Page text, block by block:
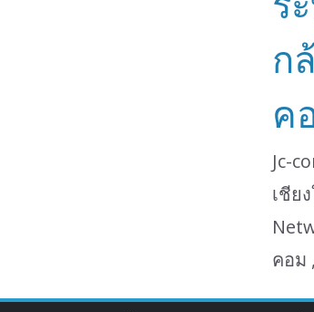
ก
ค
Jc-
เชีย
คอม